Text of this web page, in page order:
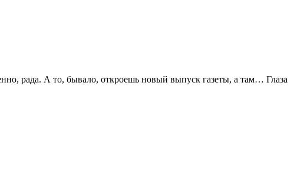
рада. А то, бывало, откроешь новый выпуск газеты, а там… Глаза